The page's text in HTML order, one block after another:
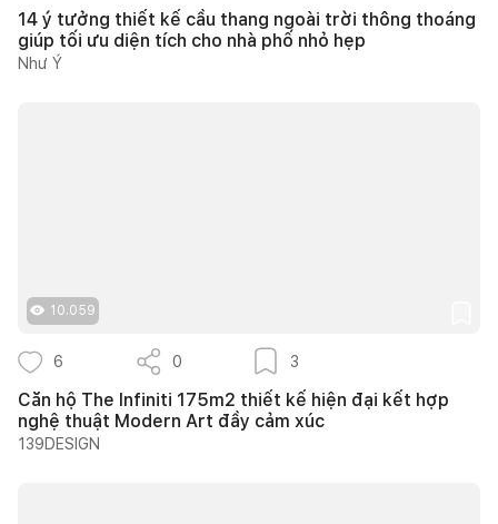
14 ý tưởng thiết kế cầu thang ngoài trời thông thoáng
giúp tối ưu diện tích cho nhà phố nhỏ hẹp
Như Ý
10.059
6 0 3
Căn hộ The Infiniti 175m2 thiết kế hiện đại kết hợp
nghệ thuật Modern Art đầy cảm xúc
139DESIGN